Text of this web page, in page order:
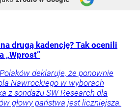
drugą kadencję? Tak ocenili
„Wprost”
deklaruje, że ponownie
Nawrockiego w wyborach
z sondażu SW Research dla
głowy państwa jest liczniejsza.